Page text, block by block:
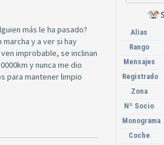
más le ha pasado?
y a ver si hay
improbable, se inclinan
y nunca me dio
para mantener limpio
Alias
Rango
Mensajes
Registrado
Zona
Nº Socio
Monograma
Coche